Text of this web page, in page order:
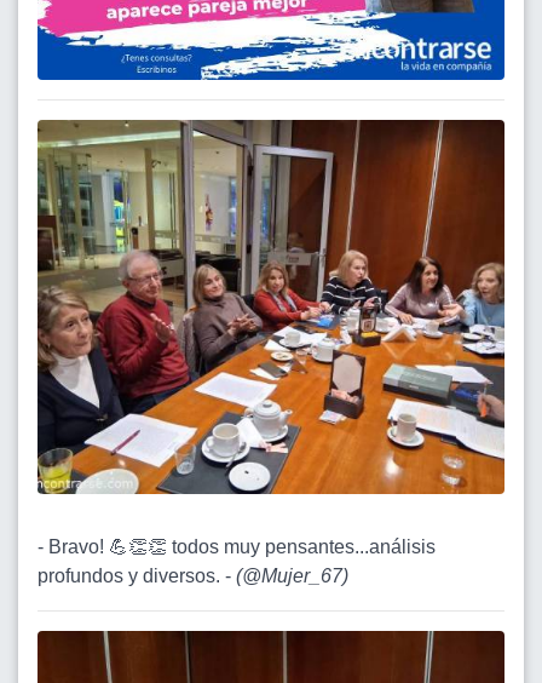
- Bravo! 💪👏👏 todos muy pensantes...análisis
profundos y diversos. - (@Mujer_67)